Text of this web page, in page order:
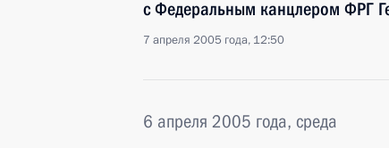
с Федеральным канцлером ФРГ
7 апреля 2005 года, 12:50
6 апреля 2005 года, среда